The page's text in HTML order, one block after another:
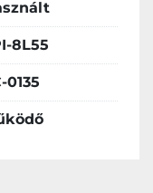
8L55
0135